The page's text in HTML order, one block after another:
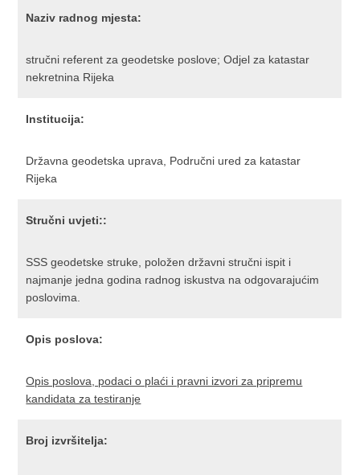
Naziv radnog mjesta:
stručni referent za geodetske poslove; Odjel za katastar
nekretnina Rijeka
Institucija:
Državna geodetska uprava, Područni ured za katastar
Rijeka
Stručni uvjeti::
SSS geodetske struke, položen državni stručni ispit i
najmanje jedna godina radnog iskustva na odgovarajućim
poslovima.
Opis poslova:
Opis poslova, podaci o plaći i pravni izvori za pripremu
kandidata za testiranje
Broj izvršitelja: